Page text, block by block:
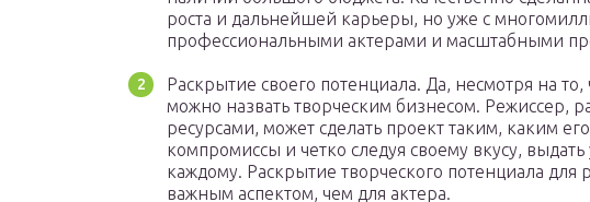
роста и дальнейшей карьеры, но уже с
профессиональными актерами и масштабными
Раскрытие своего потенциала. Да, несмотря на то,
можно назвать творческим бизнесом. Режиссер,
ресурсами, может сделать проект таким, каким
компромиссы и четко следуя своему вкусу,
каждому. Раскрытие творческого потенциала для
важным аспектом, чем для актера.